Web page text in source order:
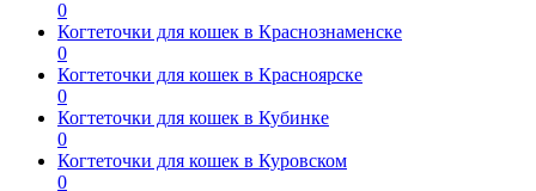
0
Когтеточки для кошек в Краснознаменске
0
Когтеточки для кошек в Красноярске
0
Когтеточки для кошек в Кубинке
0
Когтеточки для кошек в Куровском
0